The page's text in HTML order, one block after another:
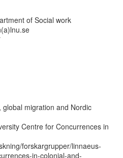
of Social work
migration and Nordic
Centre for Concurrences in
forskargrupper/linnaeus-
in-colonial-and-